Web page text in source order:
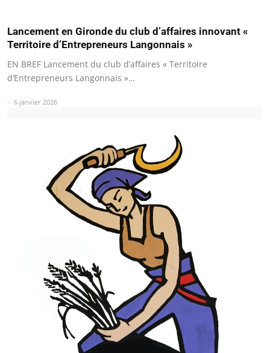
Lancement en Gironde du club d’affaires innovant «
Territoire d’Entrepreneurs Langonnais »
EN BREF Lancement du club d’affaires « Territoire
d’Entrepreneurs Langonnais »…
6 janvier 2026